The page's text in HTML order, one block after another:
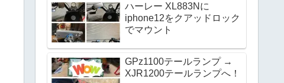
ハーレー XL883Nに
iphone12をクアッドロック
でマウント
GPz1100テールランプ →
XJR1200テールランプへ！